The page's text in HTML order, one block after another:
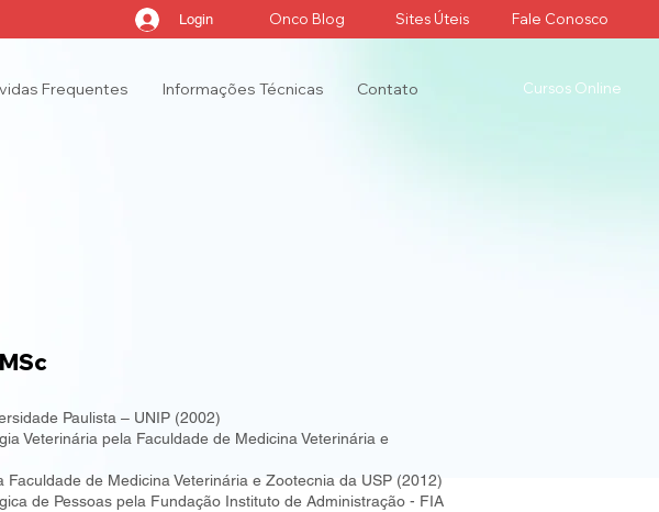
Login Onco Blog Sites Úteis Fale Conosco
Frequentes Informações Técnicas Contato Cursos Online
Paulista – UNIP (2002)
Veterinária pela Faculdade de Medicina Veterinária e
de Medicina Veterinária e Zootecnia da USP (2012)
de Pessoas pela Fundação Instituto de Administração - FIA